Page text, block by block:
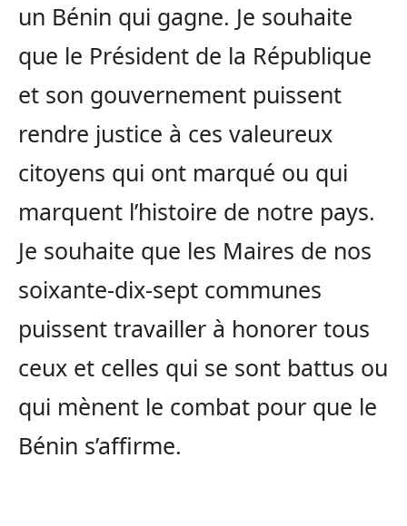
un Bénin qui gagne. Je souhaite
que le Président de la République
et son gouvernement puissent
rendre justice à ces valeureux
citoyens qui ont marqué ou qui
marquent l’histoire de notre pays.
Je souhaite que les Maires de nos
soixante-dix-sept communes
puissent travailler à honorer tous
ceux et celles qui se sont battus ou
qui mènent le combat pour que le
Bénin s’affirme.